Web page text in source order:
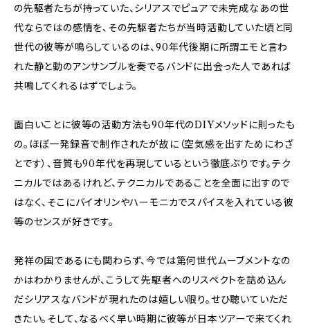
の先駆者たちが持っていた、シリアスでピュアで未完成なあの世
代ならではの感情を、その先駆者たちが当時活動していた頃と同
世代の彼等が鳴らしているのは、90年代後期に所謂エモと言わ
れた静と動のアンサンブルを奏でるバンドに出会った人であれば
共鳴してくれるはずでしょう。
面白いことに彼等の活動方法も90年代のDIYメソッドに則ったも
の。ほぼ一発録音で制作されたが故に（空気感を出すためにわざ
とです）、音質も90年代を再現しているという徹底ぶりです。テク
ニカルではあるけれど、テクニカルであることを全面に出すので
はなく、そこにバイオリンやハーモニカでスパイスを入れている彼
等のセンスが好きです。
発祥の国であるにも関わらず、今では第何世代ムーブメントなの
かはわかりませんが、こうして先駆者へのリスペクトを詰め込ん
だシリアスなバンドが現れたのは嬉しい限り。せひ聴いていただ
きたい。そして、なるべく早い時期に彼等が日本ツアーで来てくれ